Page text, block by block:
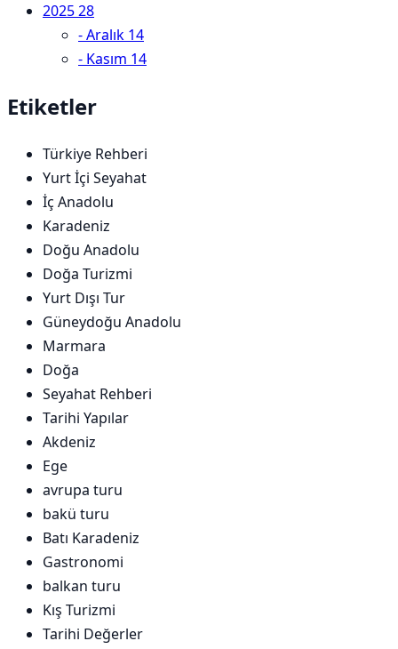
202528
-Aralık 14
- Kasım 14
Etiketler
Türkiye Rehberi
Yurt İçi Seyahat
İç Anadolu
Karadeniz
Doğu Anadolu
Doğa Turizmi
Yurt Dışı Tur
Güneydoğu Anadolu
Marmara
Doğa
Seyahat Rehberi
Tarihi Yapılar
Akdeniz
Ege
avrupa turu
bakü turu
Batı Karadeniz
Gastronomi
balkan turu
Kış Turizmi
Tarihi Değerler